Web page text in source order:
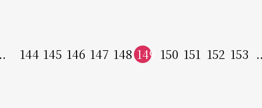
144 145 146 147 148 149 150 151 152 153